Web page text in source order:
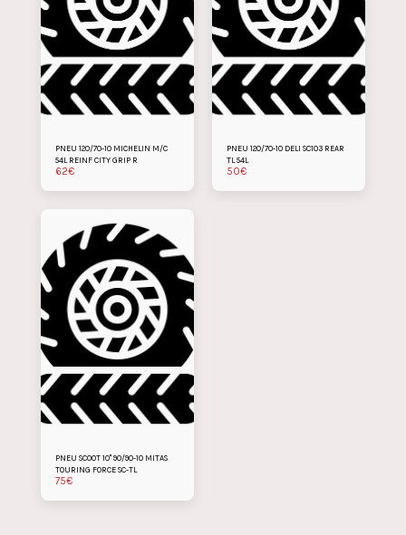
PNEU 120/70-10 MICHELIN M/C
54L REINF CITY GRIP R
62€
PNEU 120/70-10 DELI SC103 REAR
TL 54L
50€
PNEU SCOOT 10" 90/90-10 MITAS
TOURING FORCE SC-TL
75€